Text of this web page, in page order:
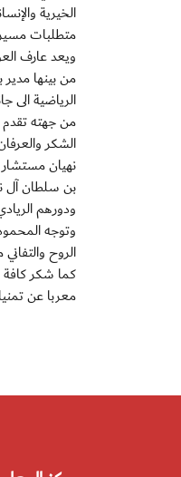
الخيرية
متطلبات
ويعد عارف
من بينها
الرياضية الى
من جهته تقدم
الشكر
نهيان
بن سلطان آل
ودورهم
وتوجه
الروح
كما شكر كافة
معربا عن